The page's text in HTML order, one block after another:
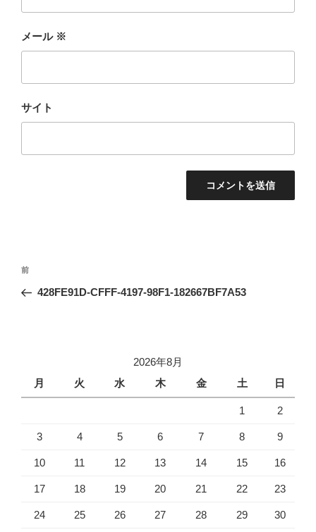
メール ※
サイト
投
ナ
ョ
前
の
前
428FE91D-CFFF-4197-98F1-182667BF7A53
2026年8月
月
火 水 木 金 土 日
1 2
3 4 5 6 7 8 9
10 11 12 13 14 15 16
17 18 19 20 21 22 23
24 25 26 27 28 29 30